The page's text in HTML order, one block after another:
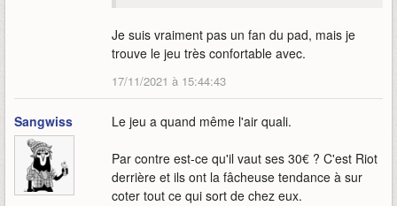
Je suis vraiment pas un fan du pad, mais je
trouve le jeu très confortable avec.
17/11/2021 à 15:44:43
Sangwiss Le jeu a quand même l'air quali.
Par contre est-ce qu'il vaut ses 30€ ? C'est Riot
derrière et ils ont la fâcheuse tendance à sur
coter tout ce qui sort de chez eux.